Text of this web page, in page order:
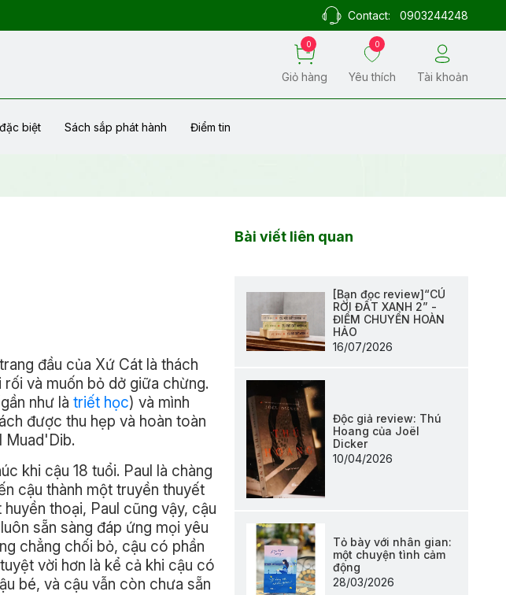
Contact: 0903244248
0
Giỏ hàng
0
Yêu thích Tài khoản
biệt Sách sắp phát hành Điểm tin
đầu của Xứ Cát là thách
và muốn bỏ dở giữa chừng.
như là triết học) và mình
được thu hẹp và hoàn toàn
Muad'Dib.
khi cậu 18 tuổi. Paul là chàng
cậu thành một truyền thuyết
thoại, Paul cũng vậy, cậu
sẵn sàng đáp ứng mọi yêu
chẳng chối bỏ, cậu có phần
vời hơn là kể cả khi cậu có
bé, và cậu vẫn còn chưa sẵn
Bài viết liên quan
[Bạn đọc review]“CÚ
RỜI ĐẤT XANH 2” -
ĐIỂM CHUYỂN HOÀN
HẢO
16/07/2026
Độc giả review: Thú
Hoang của Joël
Dicker
10/04/2026
Tỏ bày với nhân gian:
một chuyện tình cảm
động
28/03/2026